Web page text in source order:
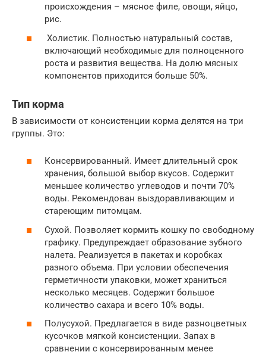
происхождения – мясное филе, овощи, яйцо,
рис.
Холистик. Полностью натуральный состав,
включающий необходимые для полноценного
роста и развития вещества. На долю мясных
компонентов приходится больше 50%.
Тип корма
В зависимости от консистенции корма делятся на три
группы. Это:
Консервированный. Имеет длительный срок
хранения, большой выбор вкусов. Содержит
меньшее количество углеводов и почти 70%
воды. Рекомендован выздоравливающим и
стареющим питомцам.
Сухой. Позволяет кормить кошку по свободному
графику. Предупреждает образование зубного
налета. Реализуется в пакетах и коробках
разного объема. При условии обеспечения
герметичности упаковки, может храниться
несколько месяцев. Содержит большое
количество сахара и всего 10% воды.
Полусухой. Предлагается в виде разноцветных
кусочков мягкой консистенции. Запах в
сравнении с консервированным менее